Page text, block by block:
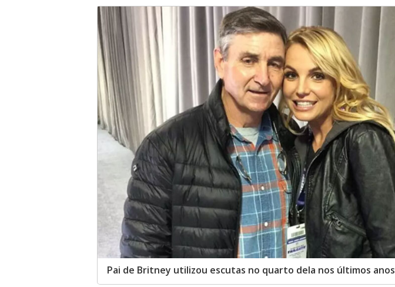
Pai de Britney utilizou escutas no quarto dela nos últimos anos